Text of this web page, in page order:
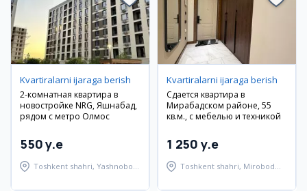
Kvartiralarni ijaraga berish
2-комнатная квартира в
новостройке NRG, Яшнабад,
рядом с метро Олмос
550 y.e
Toshkent shahri, Yashnobod
Kvartiralarni ijaraga berish
Сдается квартира в
Мирабадском районе, 55
кв.м., с мебелью и техникой
1 250 y.e
Toshkent shahri, Mirobod